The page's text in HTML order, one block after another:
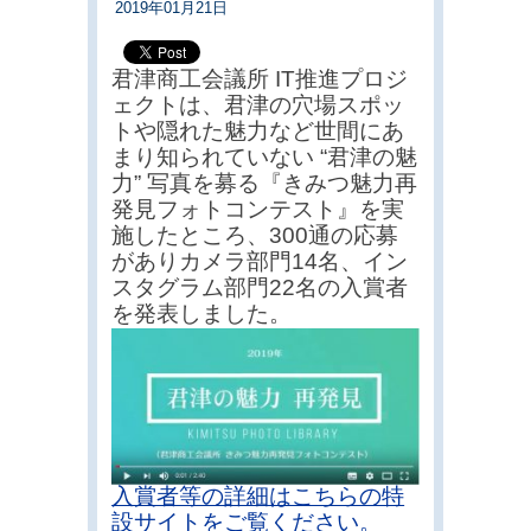
2019年01月21日
君津商工会議所 IT推進プロジ
ェクトは、君津の穴場スポッ
トや隠れた魅力など世間にあ
まり知られていない “君津の魅
力” 写真を募る『きみつ魅力再
発見フォトコンテスト』を実
施したところ、300通の応募
がありカメラ部門14名、イン
スタグラム部門22名の入賞者
を発表しました。
入賞者等の詳細はこちらの特
設サイトをご覧ください。